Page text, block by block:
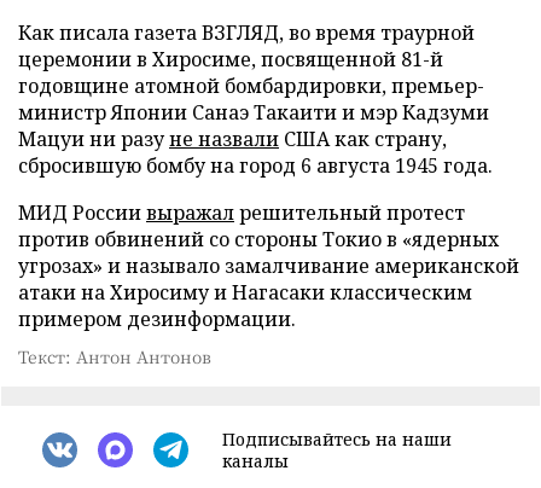
Как писала газета ВЗГЛЯД, во время траурной
церемонии в Хиросиме, посвященной 81-й
годовщине атомной бомбардировки, премьер-
министр Японии Санаэ Такаити и мэр Кадзуми
Мацуи ни разуне назвали США как страну,
сбросившую бомбу на город 6 августа 1945 года.
МИД Россиивыражалрешительный протест
против обвинений со стороны Токио в «ядерных
угрозах» и называло замалчивание американской
атаки на Хиросиму и Нагасаки классическим
примером дезинформации.
Текст: Антон Антонов
Подписывайтесь на наши
каналы